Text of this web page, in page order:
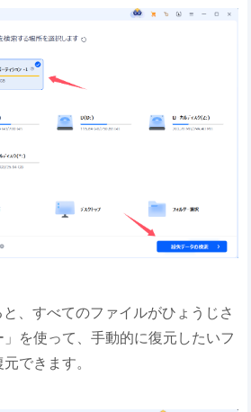
、すべてのファイルがひょうじさ
を使って、手動的に復元したいフ
できます。